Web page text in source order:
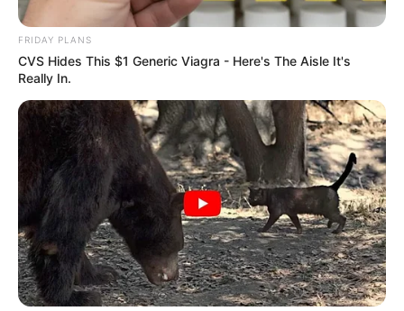
ดูดวงแม่นๆ ยอดนิยม
ดวงรายวัน 14 กันยายน 2565
ดวงรายวัน 13 กันยายน 2565
13 ก.ย. 2022
FRIDAY PLANS
CVS Hides This $1 Generic Viagra - Here's The Aisle It's
Really In.